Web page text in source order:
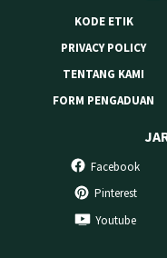
KODE ETIK
PRIVACY POLICY
TENTANG KAMI
FORM PENGADUAN
Facebook
Pinterest
Youtube